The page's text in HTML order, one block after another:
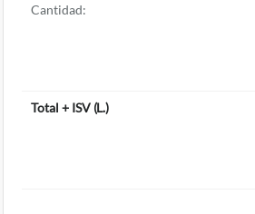
Cantidad:
Total + ISV(L.)